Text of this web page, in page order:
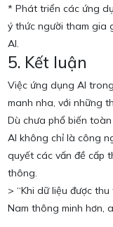
* Phát triển các ứng
ý thức người tham gia
AI.
5. Kết luận
Việc ứng dụng AI
manh nha, với những
Dù chưa phổ biến
AI không chỉ là công
quyết các vấn đề cấp
thông.
> “Khi dữ liệu được
Nam thông minh hơn,